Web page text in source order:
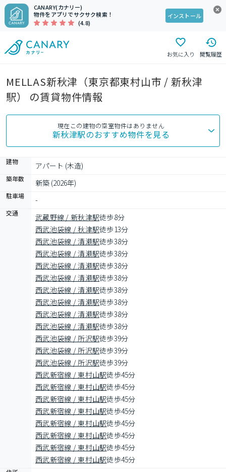
CANARY(カナリー)
物件をアプリでサクサク検索！
(4.8)
インストール
お気に入り 閲覧履歴
MELLAS新秋津（東京都東村山市 / 新秋津
駅） の賃貸物件情報
現在この建物の空室物件はありません
新秋津駅のおすすめ物件を見る
建物 アパート (木造)
築年数 新築 (2026年)
駐車場 -
交通 武蔵野線 / 新秋津駅徒歩8分
西武池袋線 / 秋津駅徒歩13分
西武池袋線 / 清瀬駅徒歩38分
西武池袋線 / 清瀬駅徒歩38分
西武池袋線 / 清瀬駅徒歩38分
西武池袋線 / 清瀬駅徒歩38分
西武池袋線 / 清瀬駅徒歩38分
西武池袋線 / 清瀬駅徒歩38分
西武池袋線 / 清瀬駅徒歩38分
西武池袋線 / 清瀬駅徒歩38分
西武池袋線 / 所沢駅徒歩39分
西武池袋線 / 所沢駅徒歩39分
西武池袋線 / 所沢駅徒歩39分
西武新宿線 / 東村山駅徒歩45分
西武新宿線 / 東村山駅徒歩45分
西武新宿線 / 東村山駅徒歩45分
西武新宿線 / 東村山駅徒歩45分
西武新宿線 / 東村山駅徒歩45分
西武新宿線 / 東村山駅徒歩45分
西武新宿線 / 東村山駅徒歩45分
西武新宿線 / 東村山駅徒歩45分